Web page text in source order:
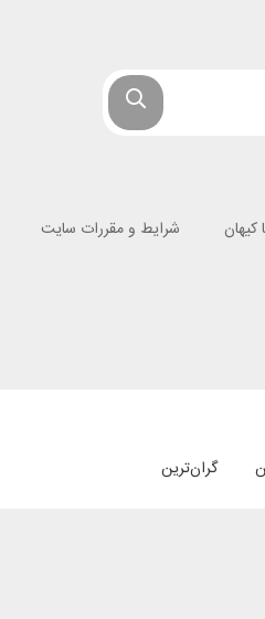
کیهان شرایط و مقررات سایت
گران‌ترین